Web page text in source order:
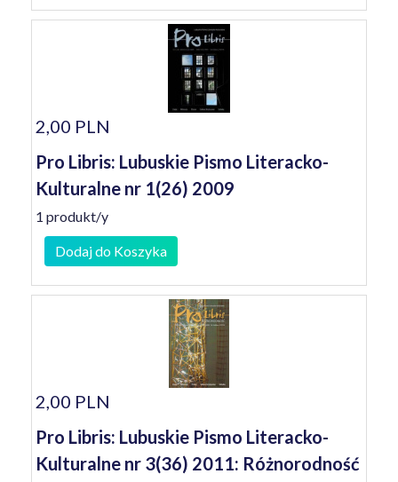
2,00 PLN
Pro Libris: Lubuskie Pismo Literacko-
Kulturalne nr 1(26) 2009
1 produkt/y
Dodaj do Koszyka
2,00 PLN
Pro Libris: Lubuskie Pismo Literacko-
Kulturalne nr 3(36) 2011: Różnorodność